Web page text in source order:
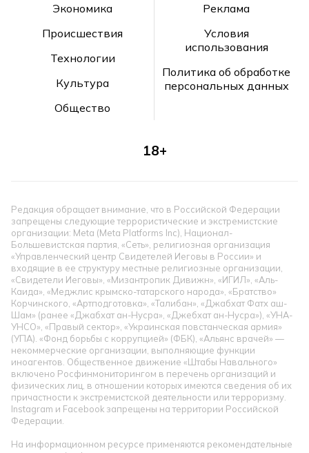
Экономика
Происшествия
Технологии
Культура
Общество
Реклама
Условия
использования
Политика об обработке
персональных данных
18+
Редакция обращает внимание, что в Российской Федерации
запрещены следующие террористические и экстремистские
организации: Meta (Meta Platforms Inc), Национал-
Большевистская партия, «Сеть», религиозная организация
«Управленческий центр Свидетелей Иеговы в России» и
входящие в ее структуру местные религиозные организации,
«Свидетели Иеговы», «Мизантропик Дивижн», «ИГИЛ», «Аль-
Каида», «Меджлис крымско-татарского народа», «Братство»
Корчинского, «Артподготовка», «Талибан», «Джабхат Фатх аш-
Шам» (ранее «Джабхат ан-Нусра», «Джебхат ан-Нусра»), «УНА-
УНСО», «Правый сектор», «Украинская повстанческая армия»
(УПА). «Фонд борьбы с коррупцией» (ФБК), «Альянс врачей» —
некоммерческие организации, выполняющие функции
иноагентов. Общественное движение «Штабы Навального»
включено Росфинмониторингом в перечень организаций и
физических лиц, в отношении которых имеются сведения об их
причастности к экстремистской деятельности или терроризму.
Instagram и Facebook запрещены на территории Российской
Федерации.
На информационном ресурсе применяются рекомендательные